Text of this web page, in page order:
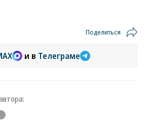
Поделиться
и в Телеграме